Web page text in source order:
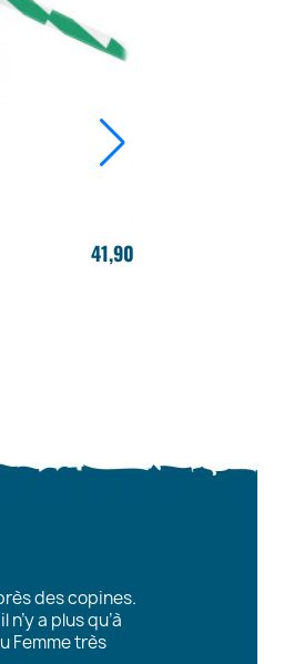
41,90 €
des copines.
a plus qu’à
Femme très